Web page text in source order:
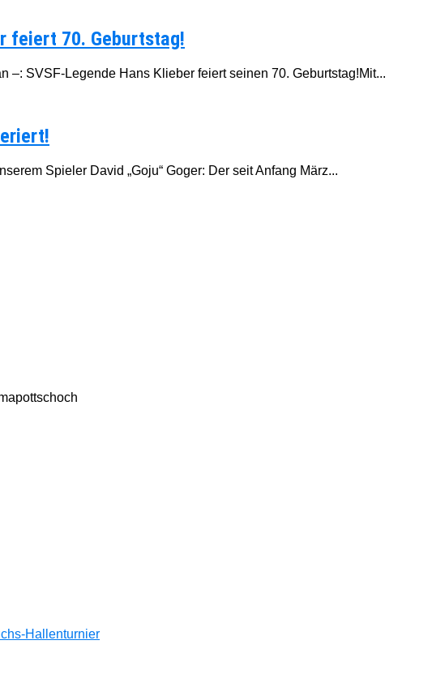
feiert 70. Geburtstag!
–: SVSF-Legende Hans Klieber feiert seinen 70. Geburtstag!Mit...
Spieler David „Goju“ Goger: Der seit Anfang März...
Hallenturnier